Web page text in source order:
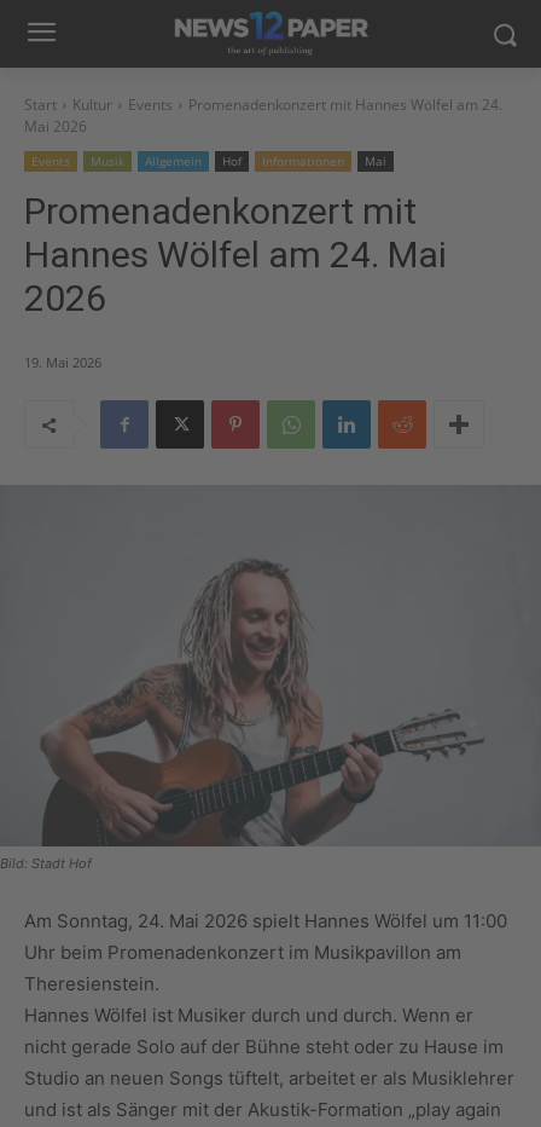
Start Kultur Events
Promenadenkonzert mit Hannes Wölfel am 24.
Mai 2026
Events Musik Allgemein Hof Informationen Mai
Promenadenkonzert mit
Hannes Wölfel am 24. Mai
2026
19. Mai 2026
Bild: Stadt Hof
Am Sonntag, 24. Mai 2026 spielt Hannes Wölfel um 11:00
Uhr beim Promenadenkonzert im Musikpavillon am
Theresienstein.
Hannes Wölfel ist Musiker durch und durch. Wenn er
nicht gerade Solo auf der Bühne steht oder zu Hause im
Studio an neuen Songs tüftelt, arbeitet er als Musiklehrer
und ist als Sänger mit der Akustik-Formation „play again